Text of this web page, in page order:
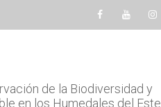
de la Biodiversidad y
en los Humedales del Este